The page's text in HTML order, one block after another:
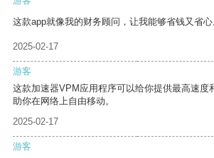
这款app就像我的财务顾问，让我能够省钱又省心
2025-02-17
游客
这款加速器VPM应用程序可以给你提供最高速度
助你在网络上自由移动。
2025-02-17
游客